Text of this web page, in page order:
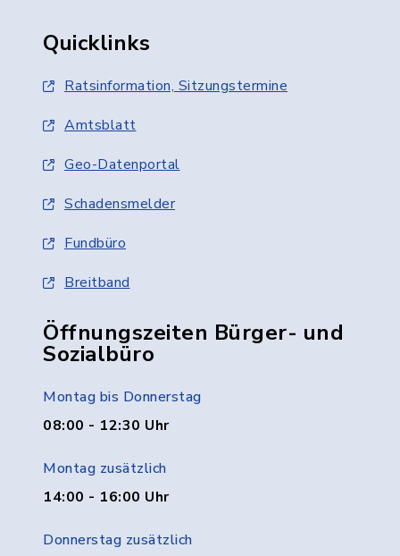
Quicklinks
Ratsinformation, Sitzungstermine
Amtsblatt
Geo-Datenportal
Schadensmelder
Fundbüro
Breitband
Öffnungszeiten Bürger- und
Sozialbüro
Montag bis Donnerstag
08:00 - 12:30 Uhr
Montag zusätzlich
14:00 - 16:00 Uhr
Donnerstag zusätzlich